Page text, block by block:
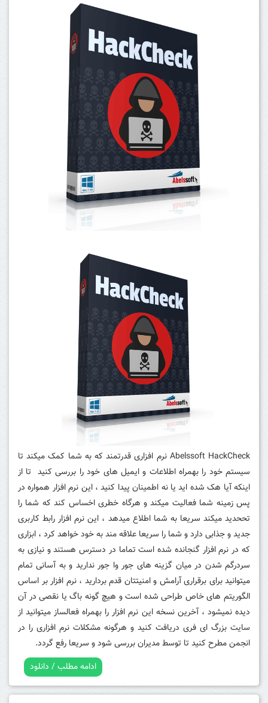
Abelssoft HackCheck نرم افزاری قدرتمند که به شما کمک میکند تا
سیستم خود را بهمراه اطلاعات و ایمیل های خود را بررسی کنید تا از
اینکه آیا هک شده اید یا نه اطمینان پیدا کنید ، این نرم افزار همواره در
پس زمینه شما فعالیت میکند و هرگاه خطری اخساس کند که شما را
تححدید میکند سریعا به شما اطلاع میدهد ، این نرم افزار رابط کاربری
جدید و جذابی دارد و شما را سریعا علاقه مند به خود خواهد کرد ، ابزاری
که در نرم افزار گنجانده شده است تماما در دسترس هستند و نیازی به
سردرگم شدن در میان گزینه های جور وا جور ندارید و به آسانی تمام
میتوانید برای برقراری آرامش و امنیتتان قدم بردارید ، نرم افزار بر اساس
الگوریتم های خاص طراحی شده است و هیچ گونه باگ یا نقصی در آن
دیده نمیشود ، آخرین نسخه این نرم افزار را بهمراه فعالساز میتوانید از
سایت بزرگ ای فری دریافت کنید و هرگونه مشکلات نرم افزاری را در
انجمن مطرح کنید تا توسط مدیران بررسی شود و سریعا رفع گردد.
ادامه مطلب / دانلود